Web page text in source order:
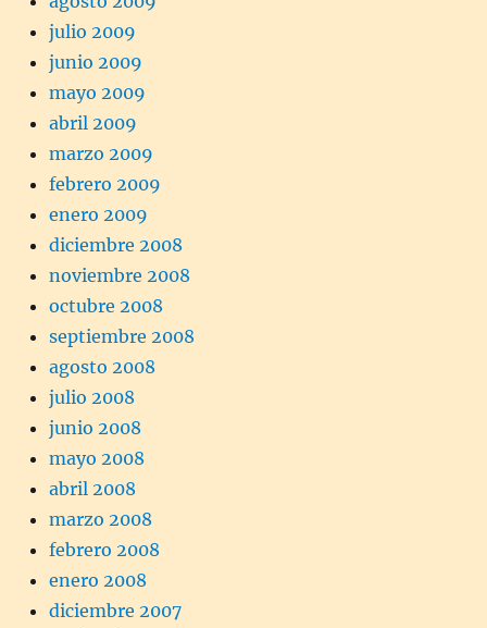
julio 2009
junio 2009
mayo 2009
abril 2009
marzo 2009
febrero 2009
enero 2009
diciembre 2008
noviembre 2008
octubre 2008
septiembre 2008
agosto 2008
julio 2008
junio 2008
mayo 2008
abril 2008
marzo 2008
febrero 2008
enero 2008
diciembre 2007